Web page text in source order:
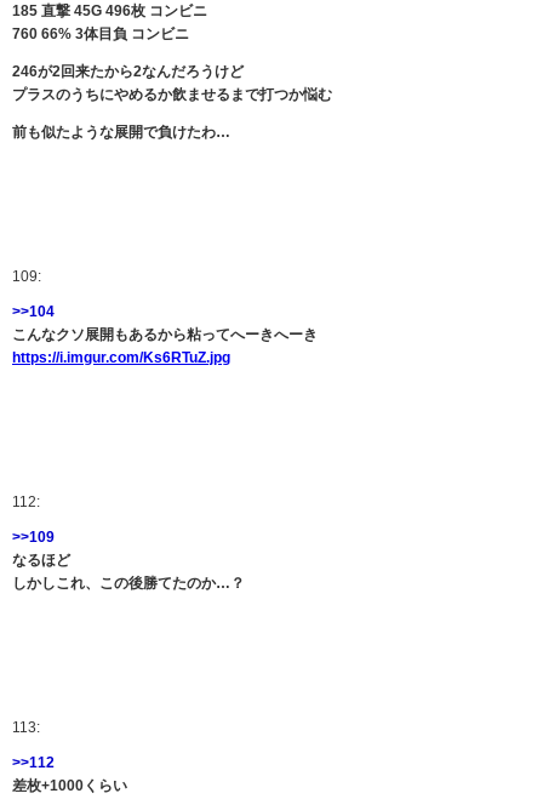
185 直撃 45G 496枚 コンビニ
760 66% 3体目負 コンビニ
246が2回来たから2なんだろうけど
プラスのうちにやめるか飲ませるまで打つか悩む
前も似たような展開で負けたわ…
109:
>>104
こんなクソ展開もあるから粘ってへーきへーき
https://i.imgur.com/Ks6RTuZ.jpg
112:
>>109
なるほど
しかしこれ、この後勝てたのか…？
113:
>>112
差枚+1000くらい